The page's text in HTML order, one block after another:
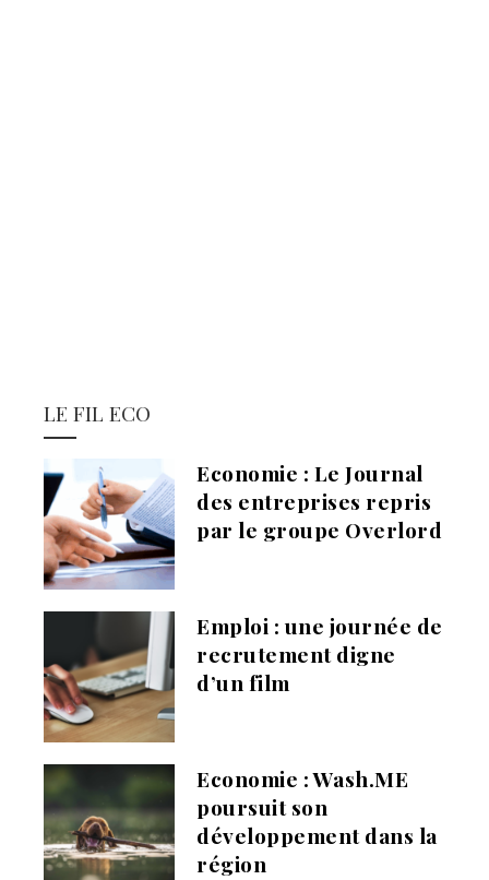
LE FIL ECO
Economie : Le Journal
des entreprises repris
par le groupe Overlord
Emploi : une journée de
recrutement digne
d’un film
Economie : Wash.ME
poursuit son
développement dans la
région